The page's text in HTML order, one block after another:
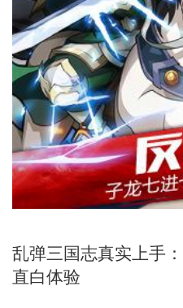
乱弹三国志真实上手
直白体验